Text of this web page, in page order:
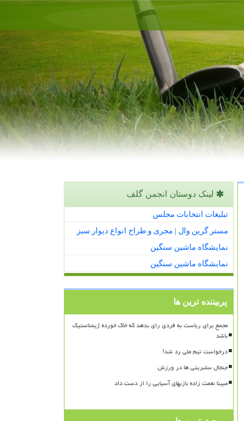
لینک دوستان انجمن گلف
تبلیغات انتخابات مجلس
مستر گرین وال | مجری و طراح انواع دیوار سبز
نمایشگاه ماشین سنگین
نمایشگاه ماشین سنگین
پربیننده ترین ها
مجمع برای ریاست به فردی رای بدهد که خاک خورده ژیمناستیک
باشد
درخواست تیم ملی رد شد!
جنجال سلبریتی ها در ورزش
مبینا نعمت زاده بازیهای آسیایی را از دست داد